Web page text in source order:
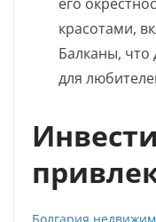
красотами,
Балканы, что
для